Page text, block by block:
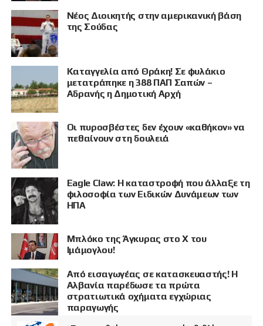
Νέος Διοικητής στην αμερικανική βάση
της Σούδας
Καταγγελία από Θράκη! Σε φυλάκιο
μετατράπηκε η 388 ΠΑΠ Σαπών –
Αδρανής η Δημοτική Αρχή
Οι πυροσβέστες δεν έχουν «καθήκον» να
πεθαίνουν στη δουλειά
Eagle Claw: Η καταστροφή που άλλαξε τη
φιλοσοφία των Ειδικών Δυνάμεων των
ΗΠΑ
Μπλόκο της Άγκυρας στο X του
Ιμάμογλου!
Από εισαγωγέας σε κατασκευαστής! Η
Αλβανία παρέδωσε τα πρώτα
στρατιωτικά οχήματα εγχώριας
παραγωγής